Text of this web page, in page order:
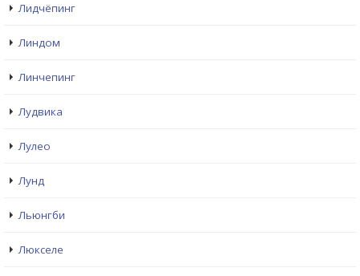
Лидчёпинг
Линдом
Линчепинг
Лудвика
Лулео
Лунд
Льюнгби
Люкселе